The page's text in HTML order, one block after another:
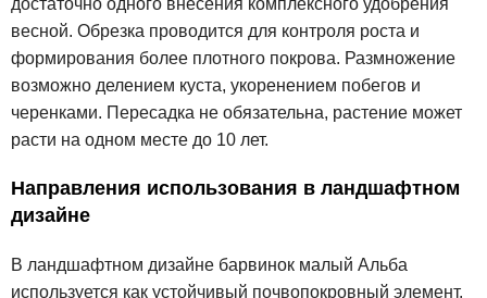
весной. Обрезка проводится для контроля роста и
формирования более плотного покрова. Размножение
возможно делением куста, укоренением побегов и
черенками. Пересадка не обязательна, растение может
расти на одном месте до 10 лет.
Направления использования в ландшафтном
дизайне
В ландшафтном дизайне барвинок малый Альба
используется как устойчивый почвопокровный элемент.